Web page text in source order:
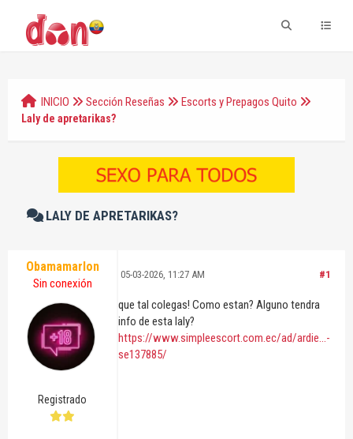
INICIO Sección Reseñas Escorts y Prepagos Quito
Laly de apretarikas?
LALY DE APRETARIKAS?
Obamamarlon
Sin conexión
Registrado
#1
05-03-2026, 11:27 AM
que tal colegas! Como estan? Alguno tendra
info de esta laly?
https://www.simpleescort.com.ec/ad/ardie...-
se137885/